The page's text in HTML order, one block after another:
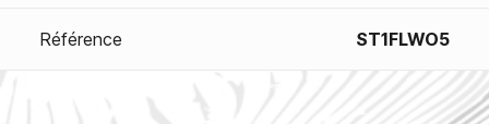
Référence ST1FLWO5